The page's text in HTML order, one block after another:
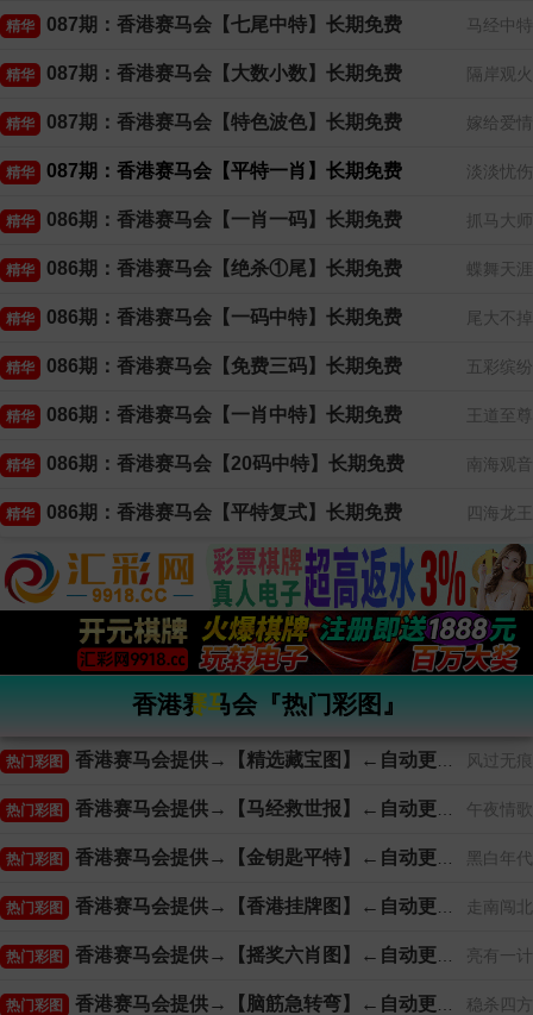
马经中特
精华 087期：香港赛马会【七尾中特】长期免费
隔岸观火
精华 087期：香港赛马会【大数小数】长期免费
嫁给爱情
精华 087期：香港赛马会【特色波色】长期免费
淡淡忧伤
精华 087期：香港赛马会【平特一肖】长期免费
抓马大师
精华 086期：香港赛马会【一肖一码】长期免费
蝶舞天涯
精华 086期：香港赛马会【绝杀①尾】长期免费
尾大不掉
精华 086期：香港赛马会【一码中特】长期免费
五彩缤纷
精华 086期：香港赛马会【免费三码】长期免费
王道至尊
精华 086期：香港赛马会【一肖中特】长期免费
南海观音
精华 086期：香港赛马会【20码中特】长期免费
四海龙王
精华 086期：香港赛马会【平特复式】长期免费
香港赛马会『热门彩图』
风过无痕
热门彩图 香港赛马会提供→【精选藏宝图】←自动更新
午夜情歌
热门彩图 香港赛马会提供→【马经救世报】←自动更新
黑白年代
热门彩图 香港赛马会提供→【金钥匙平特】←自动更新
走南闯北
热门彩图 香港赛马会提供→【香港挂牌图】←自动更新
亮有一计
热门彩图 香港赛马会提供→【摇奖六肖图】←自动更新
稳杀四方
热门彩图 香港赛马会提供→【脑筋急转弯】←自动更新